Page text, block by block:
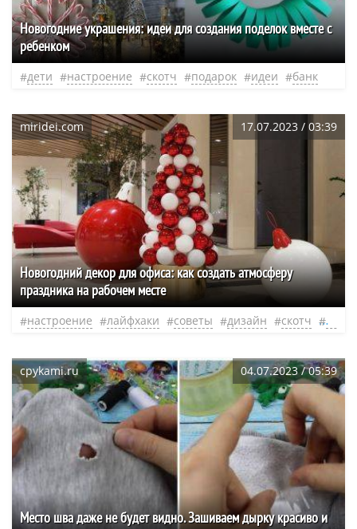
Новогодние украшения: идеи для создания поделок вместе с
ребенком
дети настроение скотч подарок идеи банк
miridei.com 17.07.2023 / 03:39
Новогодний декор для офиса: как создать атмосферу
праздника на рабочем месте
настроение лайфхаки советы дизайн скотч идеи
cpykami.ru 04.07.2023 / 05:39
Место шва даже не будет видно. Зашиваем дырку красиво и